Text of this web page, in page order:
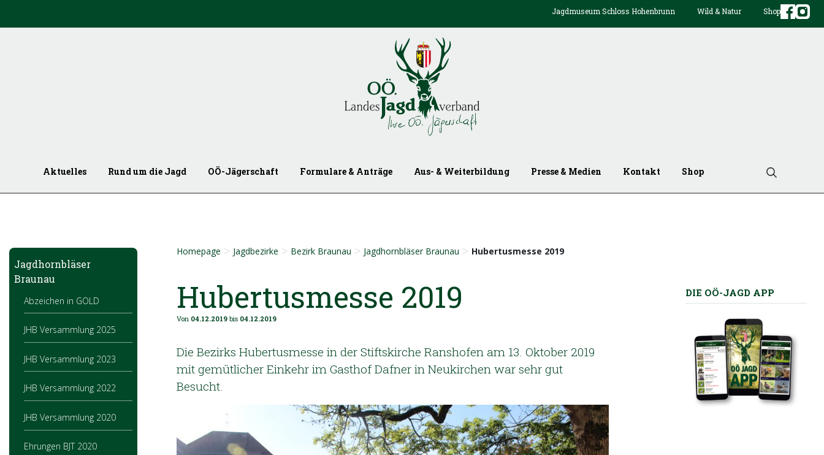
Jagdmuseum Schloss Hohenbrunn Wild & Natur Shop
Aktuelles Rund um die Jagd OÖ-Jägerschaft Formulare & Anträge Aus- & Weiterbildung Presse & Medien Kontakt Shop
Jagdhornbläser
Braunau
Abzeichen in GOLD
JHB Versammlung 2025
JHB Versammlung 2023
JHB Versammlung 2022
JHB Versammlung 2020
Ehrungen BJT 2020
Homepage > Jagdbezirke > Bezirk Braunau > Jagdhornbläser Braunau > Hubertusmesse 2019
Hubertusmesse 2019
Von 04.12.2019 bis 04.12.2019
Die Bezirks Hubertusmesse in der Stiftskirche Ranshofen am 13. Oktober 2019
mit gemütlicher Einkehr im Gasthof Dafner in Neukirchen war sehr gut
Besucht.
DIE OÖ-JAGD APP